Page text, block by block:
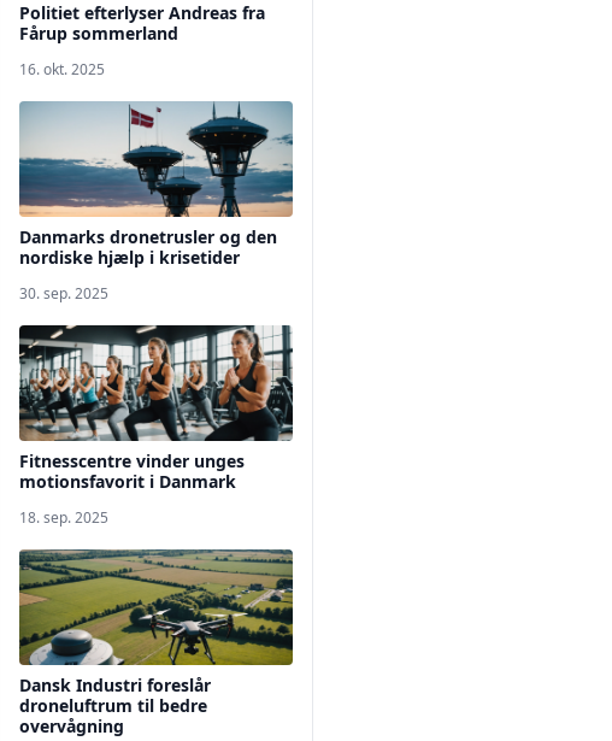
Politiet efterlyser Andreas fra
Fårup sommerland
16. okt. 2025
Danmarks dronetrusler og den
nordiske hjælp i krisetider
30. sep. 2025
Fitnesscentre vinder unges
motionsfavorit i Danmark
18. sep. 2025
Dansk Industri foreslår
droneluftrum til bedre
overvågning